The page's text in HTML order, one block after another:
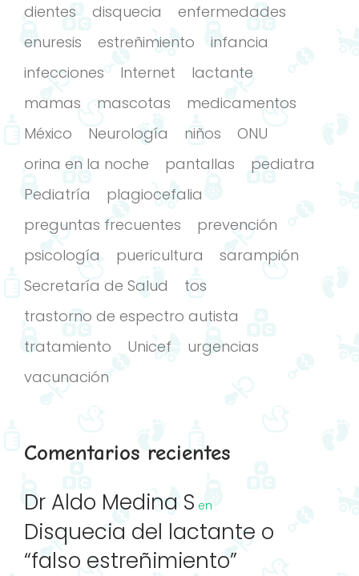
dientes
disquecia
enfermedades
enuresis
estreñimiento
infancia
infecciones
Internet
lactante
mamas
mascotas
medicamentos
México
Neurología niños
ONU
orina en la noche
pantallas
pediatra
Pediatría
plagiocefalia
preguntas frecuentes
prevención
psicología
puericultura
sarampión
Secretaría de Salud
tos
trastorno de espectro autista
tratamiento
Unicef
urgencias
vacunación
Comentarios recientes
Dr Aldo Medina S en
Disquecia del lactante o
“falso estreñimiento”